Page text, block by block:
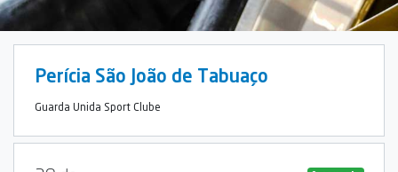
Perícia São João de Tabuaço
Guarda Unida Sport Clube